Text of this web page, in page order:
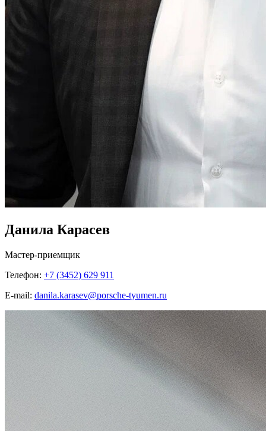
Данила Карасев
Мастер-приемщик
Телефон: +7 (3452) 629 911
E-mail: danila.karasev@porsche-tyumen.ru